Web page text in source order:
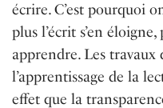
écrire. C’est pourquoi
plus l’écrit s’en
apprendre. Les travaux
l’apprentissage de la
effet que la